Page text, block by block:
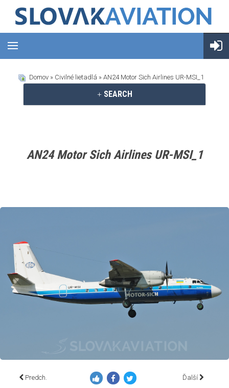
Domov » Civilné lietadlá » AN24 Motor Sich Airlines UR-MSI_1
SEARCH
AN24 Motor Sich Airlines UR-MSI_1
Predch. Ďalší